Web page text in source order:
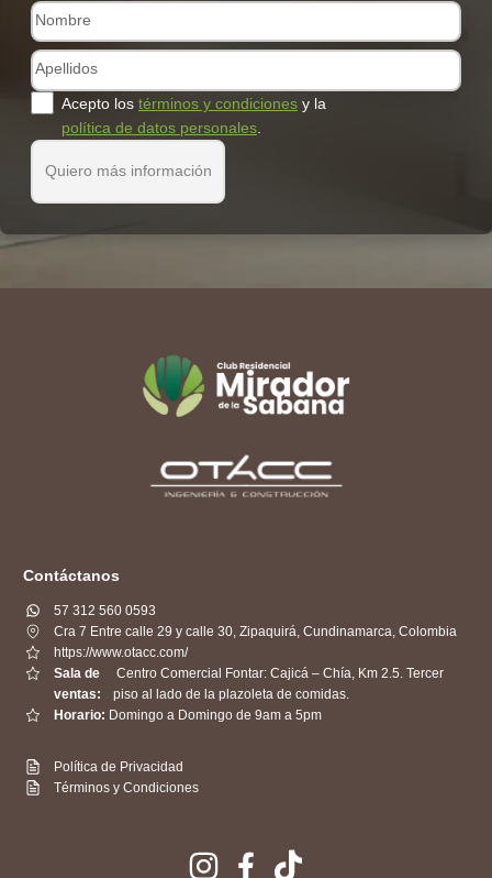
Acepto los términos y condiciones y la
política de datos personales
Quiero más información
Contáctanos
57 312 560 0593
Cra 7 Entre calle 29 y calle 30, Zipaquirá, Cundinamarca, Colombia
https://www.otacc.com/
Sala de
ventas:
Centro Comercial Fontar: Cajicá – Chía, Km 2.5. Tercer
piso al lado de la plazoleta de comidas.
Horario: Domingo a Domingo de 9am a 5pm
Política de Privacidad
Términos y Condiciones